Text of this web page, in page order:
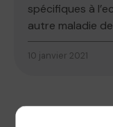
spécifiques à
autre maladie
10 janvier 2021